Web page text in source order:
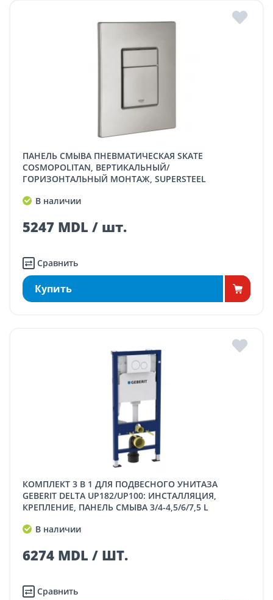
ПАНЕЛЬ СМЫВА ПНЕВМАТИЧЕСКАЯ SKATE
COSMOPOLITAN, ВЕРТИКАЛЬНЫЙ/
ГОРИЗОНТАЛЬНЫЙ МОНТАЖ, SUPERSTEEL
В наличии
5247 MDL / шт.
Сравнить
Купить
КОМПЛЕКТ 3 В 1 ДЛЯ ПОДВЕСНОГО УНИТАЗА
GEBERIT DELTA UP182/UP100: ИНСТАЛЛЯЦИЯ,
КРЕПЛЕНИЕ, ПАНЕЛЬ СМЫВА 3/4-4,5/6/7,5 L
В наличии
6274 MDL / ШТ.
Сравнить